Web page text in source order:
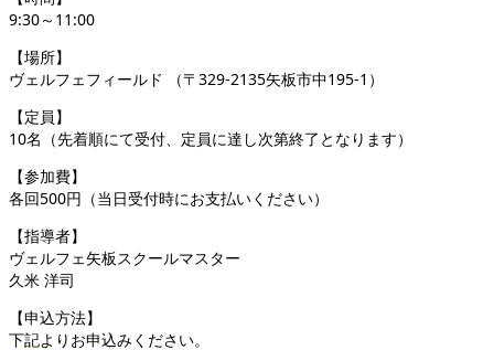
9:30～11:00
【場所】
ヴェルフェフィールド （〒329-2135矢板市中195-1）
【定員】
10名（先着順にて受付、定員に達し次第終了となります）
【参加費】
各回500円（当日受付時にお支払いください）
【指導者】
ヴェルフェ矢板スクールマスター
久米 洋司
【申込方法】
下記よりお申込みください。